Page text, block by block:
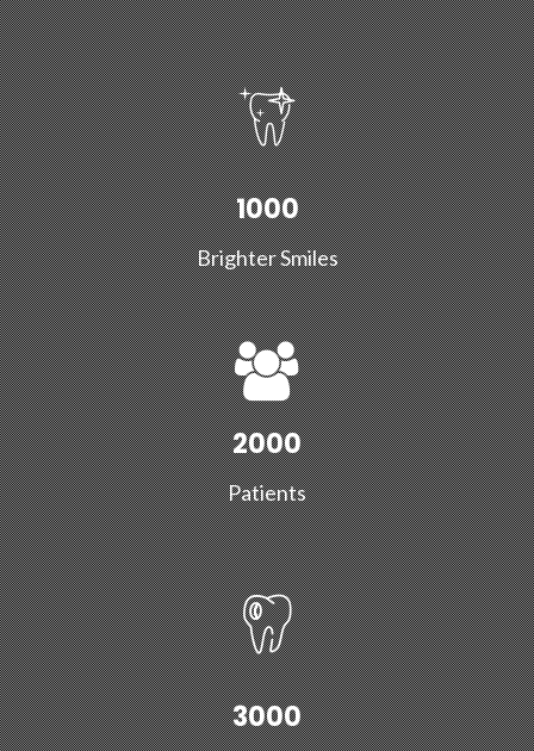
1000
Brighter Smiles
2000
Patients
3000